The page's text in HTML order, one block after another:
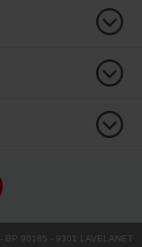
BP 90185 - 9301 LAVELANET